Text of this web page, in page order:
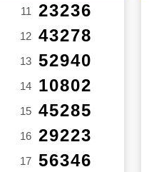
11 23236
12 43278
13 52940
14 10802
15 45285
16 29223
17 56346